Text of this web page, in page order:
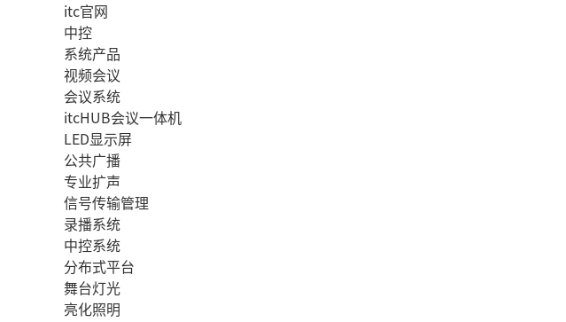
itc官网
中控
系统产品
视频会议
会议系统
itcHUB会议一体机
LED显示屏
公共广播
专业扩声
信号传输管理
录播系统
中控系统
分布式平台
舞台灯光
亮化照明